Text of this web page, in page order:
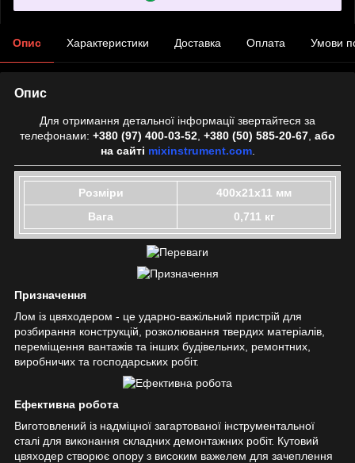
Опис Характеристики Доставка Оплата Умови
Опис
Для отримання детальної інформації звертайтеся за
телефонами: +380 (97) 400-03-52 +380 (50) 585-20-67 або
на сайті mixinstrument.com.
Розміри
400x21x11 мм
Вага
0,711 кг
Призначення
Лом із цвяходером - це ударно-важільний пристрій для
розбирання конструкцій, розколювання твердих матеріалів,
переміщення вантажів та інших будівельних, ремонтних,
виробничих та господарських робіт.
Ефективна робота
Виготовлений із надміцної загартованої інструментальної
сталі для виконання складних демонтажних робіт. Кутовий
цвяходер створює опору з високим важелем для зачеплення